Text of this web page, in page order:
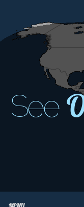
See